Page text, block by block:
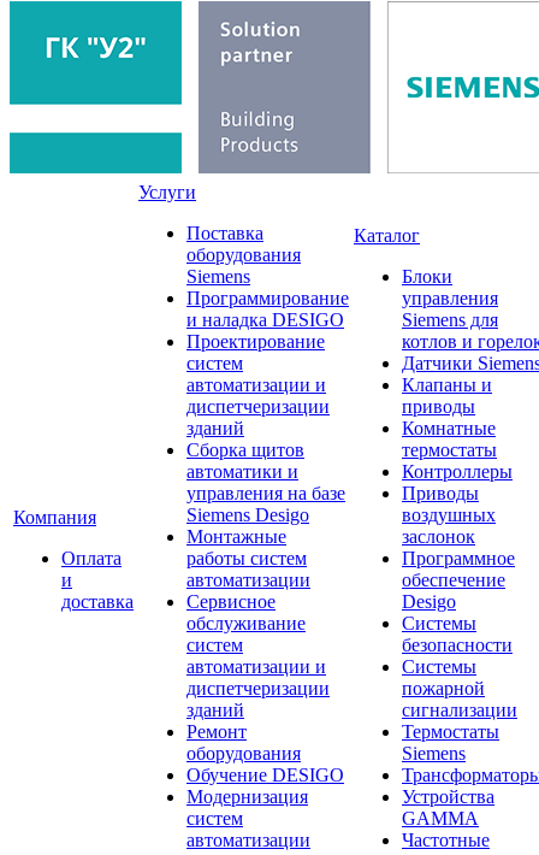
Компания
Оплата
и
доставка
Услуги
Поставка
оборудования
Siemens
Программирование
и наладка DESIGO
Проектирование
систем
автоматизации и
диспетчеризации
зданий
Сборка щитов
автоматики и
управления на базе
Siemens Desigo
Монтажные
работы систем
автоматизации
Сервисное
обслуживание
систем
автоматизации и
диспетчеризации
зданий
Ремонт
оборудования
Обучение DESIGO
Модернизация
систем
автоматизации
Каталог
Блоки
управления
Siemens для
котлов и
Датчики
Клапаны и
приводы
Комнатные
термостаты
Контроллеры
Приводы
воздушных
заслонок
Программное
обеспечение
Desigo
Системы
безопасности
Системы
пожарной
сигнализации
Термостаты
Siemens
Устройства
GAMMA
Частотные